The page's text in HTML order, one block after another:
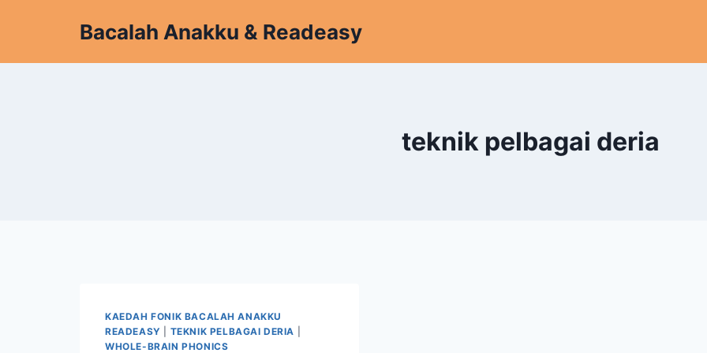
Bacalah Anakku & Readeasy
teknik pelbagai deria
KAEDAH FONIK BACALAH ANAKKU
READEASY
TEKNIK PELBAGAI DERIA
WHOLE-BRAIN PHONICS